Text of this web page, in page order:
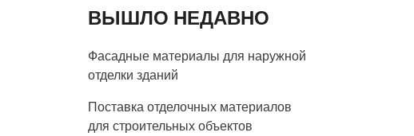
ВЫШЛО НЕДАВНО
Фасадные материалы для наружной
отделки зданий
Поставка отделочных материалов
для строительных объектов